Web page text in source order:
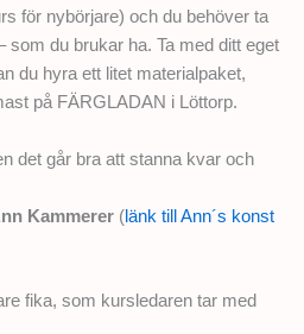
för nybörjare) och du behöver ta
som du brukar ha. Ta med ditt eget
du hyra ett litet materialpaket,
på FÄRGLADAN i Löttorp.
det går bra att stanna kvar och
Kammerer (länk till Ann´s konst
fika, som kursledaren tar med